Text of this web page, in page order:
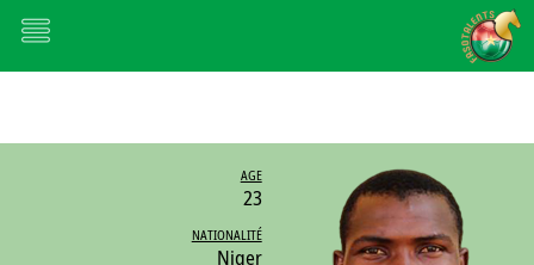
AGE
23
NATIONALITÉ
Niger